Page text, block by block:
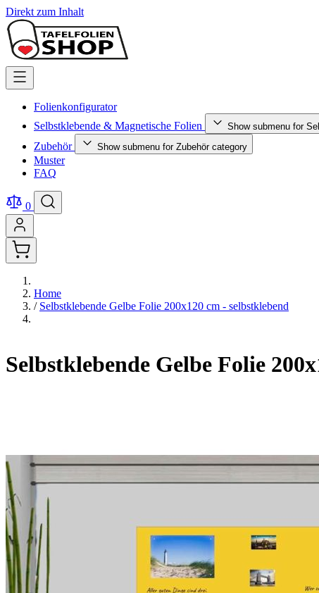
Direkt zum Inhalt
Folienkonfigurator
Selbstklebende & Magnetische Folien
Show submenu for
Zubehör Show submenu for Zubehör category
Muster
FAQ
0
Home
/ Selbstklebende Gelbe Folie 200x120 cm - selbstklebend
Selbstklebende Gelbe Folie